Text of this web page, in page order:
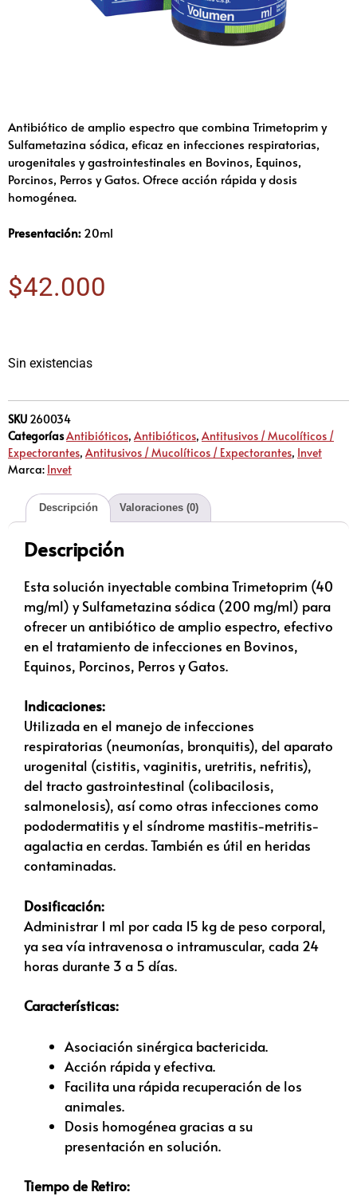
Antibiótico de amplio espectro que combina Trimetoprim y
Sulfametazina sódica, eficaz en infecciones respiratorias,
urogenitales y gastrointestinales en Bovinos, Equinos,
Porcinos, Perros y Gatos. Ofrece acción rápida y dosis
homogénea.
Presentación:20ml
$42.000
Sin existencias
SKU 260034
CategoríasAntibióticos, Antibióticos, Antitusivos / Mucolíticos /
Expectorantes, Antitusivos / Mucolíticos / Expectorantes, Invet
Marca: Invet
Descripción Valoraciones (0)
Descripción
Esta solución inyectable combina Trimetoprim (40
mg/ml) y Sulfametazina sódica (200 mg/ml) para
ofrecer un antibiótico de amplio espectro, efectivo
en el tratamiento de infecciones en Bovinos,
Equinos, Porcinos, Perros y Gatos.
Indicaciones:
Utilizada en el manejo de infecciones
respiratorias (neumonías, bronquitis), del aparato
urogenital (cistitis, vaginitis, uretritis, nefritis),
del tracto gastrointestinal (colibacilosis,
salmonelosis), así como otras infecciones como
pododermatitis y el síndrome mastitis-metritis-
agalactia en cerdas. También es útil en heridas
contaminadas.
Dosificación:
Administrar 1 ml por cada 15 kg de peso corporal,
ya sea vía intravenosa o intramuscular, cada 24
horas durante 3 a 5 días.
Características:
Asociación sinérgica bactericida.
Acción rápida y efectiva.
Facilita una rápida recuperación de los
animales.
Dosis homogénea gracias a su
presentación en solución.
Tiempo de Retiro: